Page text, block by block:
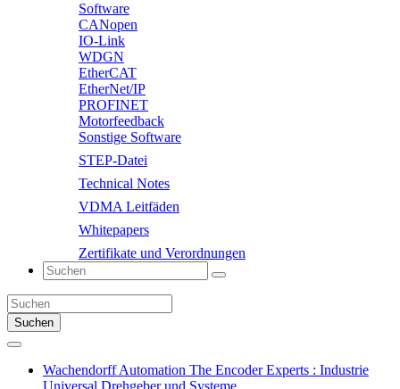
Software
CANopen
IO-Link
WDGN
EtherCAT
EtherNet/IP
PROFINET
Motorfeedback
Sonstige Software
STEP-Datei
Technical Notes
VDMA Leitfäden
Whitepapers
Zertifikate und Verordnungen
Suchen
Wachendorff Automation The Encoder Experts : Industrie
Universal Drehgeber und Systeme